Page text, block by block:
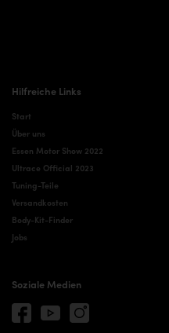
Hilfreiche Links
Start
Über uns
Essen Motor Show 2022
Ultrace Official 2023
Tuning-Teile
Versandkosten
Body-Kit-Finder
Jobs
Soziale Medien